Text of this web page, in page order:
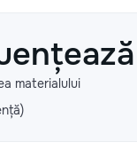
materialului